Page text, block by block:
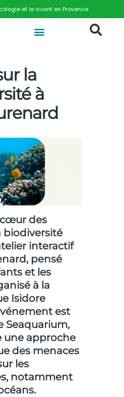
et le vivant en Provence
la
à
des
biodiversité
interactif
, pensé
et les
à la
Isidore
est
Seaquarium,
une approche
des menaces
les
notamment